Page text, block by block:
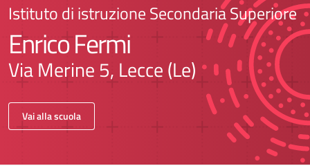
Istituto di istruzione Secondaria Superiore
Enrico Fermi
Via Merine 5, Lecce (Le)
Vai alla scuola